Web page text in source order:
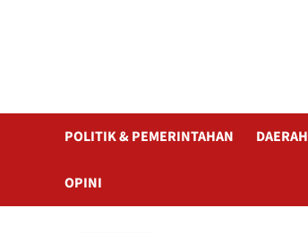
POLITIK & PEMERINTAHAN DAERAH
OPINI